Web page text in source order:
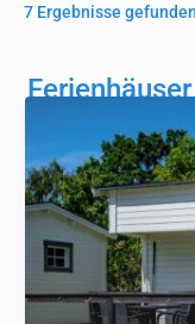
7 Ergebnisse